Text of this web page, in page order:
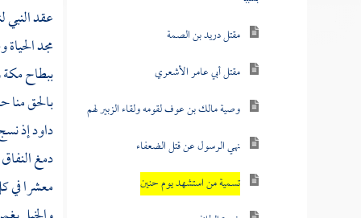
مقتل دريد بن الصمة
مقتل أبي عامر الأشعري
وصية مالك بن عوف لقومه ولقاء الزبير لهم
نهي الرسول عن قتل الضعفاء
تسمية من استشهد يوم حنين
عقد النبي
مجد
ببطاحمكة
بالحق
داودإذ
دمغ
معشرا في